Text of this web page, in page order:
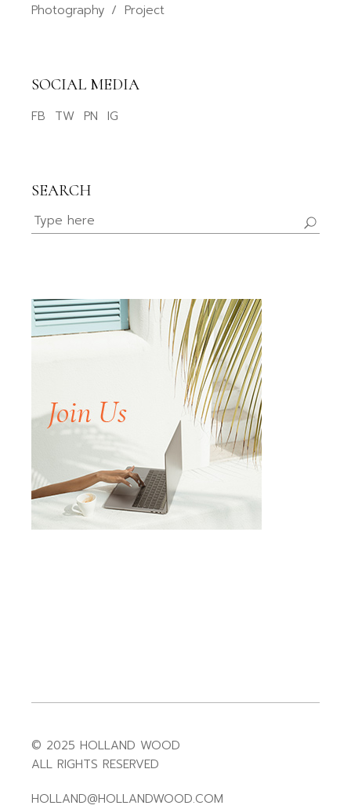
Photography
Project
SOCIAL MEDIA
FB TW PN IG
SEARCH
© 2025 HOLLAND WOOD
ALL RIGHTS RESERVED
HOLLAND@HOLLANDWOOD.COM